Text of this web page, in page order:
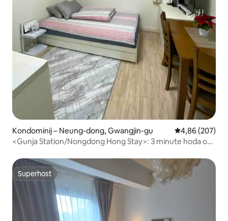
Kondominij – Neung-dong, Gwangjin-gu Prosječna
4,86 (207)
<Gunja Station/Nongdong Hong Stay>: 3 minute hoda od
Superhost
Superhost